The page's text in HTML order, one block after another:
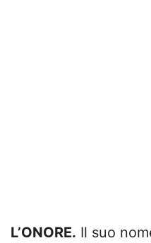
L’ONORE. Il suo